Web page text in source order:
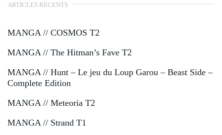
ARTICLES RÉCENTS
MANGA // COSMOS T2
MANGA // The Hitman’s Fave T2
MANGA // Hunt – Le jeu du Loup Garou – Beast Side –
Complete Edition
MANGA // Meteoria T2
MANGA // Strand T1